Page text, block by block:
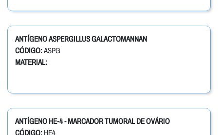
ANTÍGENO ASPERGILLUS GALACTOMANNAN
CÓDIGO:ASPG
MATERIAL:
ANTÍGENO HE-4 - MARCADOR TUMORAL DE OVÁRIO
CÓDIGO: HE4